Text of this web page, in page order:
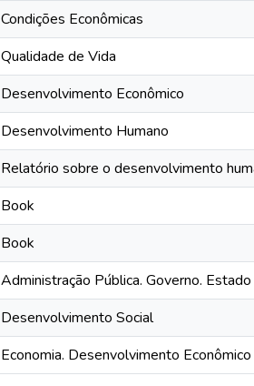
Condições Econômicas
Qualidade de Vida
Desenvolvimento Econômico
Desenvolvimento Humano
Relatório sobre o desenvolvimento
Book
Book
Administração Pública. Governo. Estado
Desenvolvimento Social
Economia. Desenvolvimento Econômico